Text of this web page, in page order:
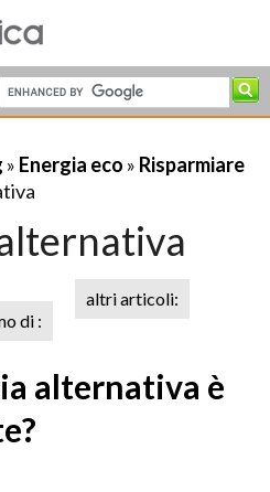
» Energia eco » Risparmiare
di :
altri articoli:
alternativa è